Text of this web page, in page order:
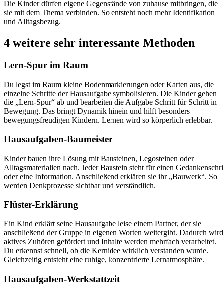
Die Kinder dürfen eigene Gegenstände von zuhause mitbringen, die
sie mit dem Thema verbinden. So entsteht noch mehr Identifikation
und Alltagsbezug.
4 weitere sehr interessante Methoden
Lern-Spur im Raum
Du legst im Raum kleine Bodenmarkierungen oder Karten aus, die
einzelne Schritte der Hausaufgabe symbolisieren. Die Kinder gehen
die „Lern-Spur“ ab und bearbeiten die Aufgabe Schritt für Schritt in
Bewegung. Das bringt Dynamik hinein und hilft besonders
bewegungsfreudigen Kindern. Lernen wird so körperlich erlebbar.
Hausaufgaben-Baumeister
Kinder bauen ihre Lösung mit Bausteinen, Legosteinen oder
Alltagsmaterialien nach. Jeder Baustein steht für einen
oder eine Information. Anschließend erklären sie ihr „Bauwerk“. So
werden Denkprozesse sichtbar und verständlich.
Flüster-Erklärung
Ein Kind erklärt seine Hausaufgabe leise einem Partner, der sie
anschließend der Gruppe in eigenen Worten weitergibt. Dadurch wird
aktives Zuhören gefördert und Inhalte werden mehrfach verarbeitet.
Du erkennst schnell, ob die Kernidee wirklich verstanden wurde.
Gleichzeitig entsteht eine ruhige, konzentrierte Lernatmosphäre.
Hausaufgaben-Werkstattzeit